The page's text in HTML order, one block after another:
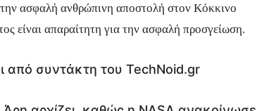
την ασφαλή ανθρώπινη αποστολή στον Κόκκινο
είναι απαραίτητη για την ασφαλή προσγείωση.
από συντάκτη του TechNoid.gr